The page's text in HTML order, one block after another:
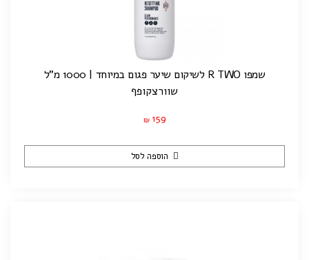
שמפו R TWO לשיקום שיער פגום במיוחד | 1000 מ”ל
שוורצקופף
₪ 159
הוספה לסל